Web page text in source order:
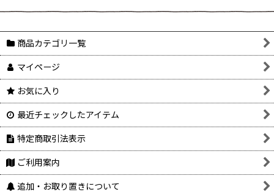
商品カテゴリ一覧
マイページ
お気に入り
最近チェックしたアイテム
特定商取引法表示
ご利用案内
追加・お取り置きについて